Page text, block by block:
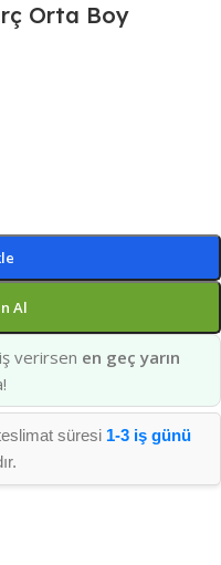
Orta Boy
Al
verirsen en geç yarın
süresi 1-3 iş günü